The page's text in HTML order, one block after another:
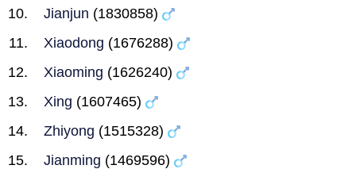
Jianjun (1830858)
Xiaodong (1676288)
Xiaoming (1626240)
Xing (1607465)
Zhiyong (1515328)
Jianming (1469596)